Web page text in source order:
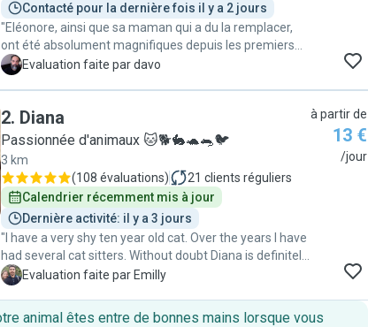
Contacté pour la dernière fois il y a 2 jours
"Eléonore, ainsi que sa maman qui a du la remplacer,
ont été absolument magnifiques depuis les premiers
échanges jusqu'a la fin. La communication est simple et
première rencontre. Pendant Notre absence nous
avons été informés á cheque visite, avec des
messages sympas et Des photos! Merci á vous deux et
certainement á une prochaine "
D Evaluation faite par davo
2. Diana
Passionnée d'animaux 🐱🐕🐇🐢🐀🐦
3 km
(108 évaluations) 21 clients réguliers
Calendrier récemment mis à jour
Dernière activité: il y a 3 jours
"I have a very shy ten year old cat. Over the years I have
had several cat sitters. Without doubt Diana is definitely
one of the best. She was incredibly patient with my cat
E Evaluation faite par Emilly
à partir de
13 €
/jour
animal êtes entre de bonnes mains lorsque vous